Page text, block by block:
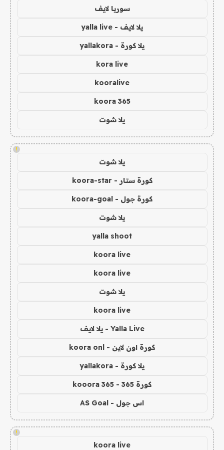
سوريا لايف
يلا لايف - yalla live
يلا كورة - yallakora
kora live
kooralive
koora 365
يلا شوت
!
يلا شوت
كورة ستار - koora-star
كورة جول - koora-goal
يلا شوت
yalla shoot
koora live
koora live
يلا شوت
koora live
Yalla Live - يلا لايف
كورة اون لاين - koora onl
يلا كورة - yallakora
كورة 365 - kooora 365
اس جول - AS Goal
!
koora live